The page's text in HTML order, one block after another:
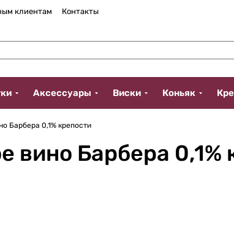
клиентам Контакты
Аксессуары Виски Коньяк
Барбера 0,1% крепости
вино Барбера 0,1%